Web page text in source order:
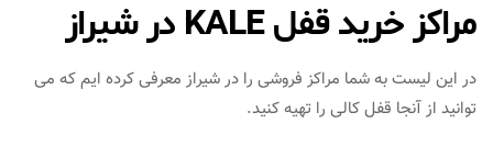
مراکز خرید قفل KALE در شیراز
در این لیست به شما مراکز فروشی را در شیراز معرفی کرده ایم که می
توانید از آنجا قفل کالی را تهیه کنید.